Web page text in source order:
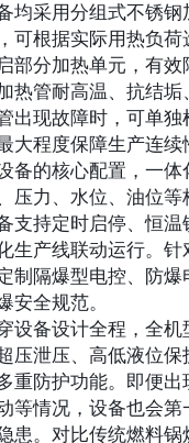
均采用分组式不锈钢
可根据实际用热负
部分加热单元，有效
热管耐高温、抗结
出现故障时，可单独
大程度保障生产连续
备的核心配置，一
压力、水位、油位
支持定时启停、恒
生产线联动运行。
制隔爆型电控、防爆
安全规范。
设备设计全程，全机
压泄压、高低液位保
重防护功能。即便
等情况，设备也会
患。对比传统燃料锅